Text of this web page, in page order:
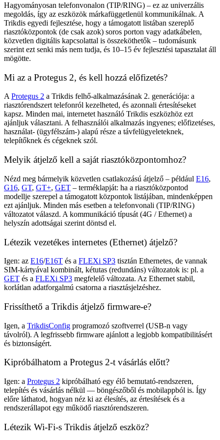
Hagyományosan telefonvonalon (TIP/RING) – ez az univerzális
megoldás, így az eszközök márkafüggetlenül kommunikálnak. A
Trikdis egyedi fejlesztése, hogy a támogatott listában szereplő
riasztóközpontok (de csak azok) soros porton vagy adatkábelen,
közvetlen digitális kapcsolattal is összeköthetők – tudomásunk
szerint ezt senki más nem tudja, és 10–15 év fejlesztési tapasztalat áll
mögötte.
Mi az a Protegus 2, és kell hozzá előfizetés?
A Protegus 2 a Trikdis felhő-alkalmazásának 2. generációja: a
riasztórendszert telefonról kezelheted, és azonnali értesítéseket
kapsz. Minden mai, internetet használó Trikdis eszközhöz ezt
ajánljuk választani. A felhasználói alkalmazás ingyenes; előfizetéses,
használat- (ügyfélszám-) alapú része a távfelügyeleteknek,
telepítőknek és cégeknek szól.
Melyik átjelző kell a saját riasztóközpontomhoz?
Nézd meg bármelyik közvetlen csatlakozású átjelző – például E16,
G16, GT, GT+, GET – terméklapját: ha a riasztóközpontod
modellje szerepel a támogatott központok listájában, mindenképpen
ezt ajánljuk. Minden más esetben a telefonvonali (TIP/RING)
változatot válaszd. A kommunikáció típusát (4G / Ethernet) a
helyszín adottságai szerint döntsd el.
Létezik vezetékes internetes (Ethernet) átjelző?
Igen: az E16/E16T és a FLEXi SP3 tisztán Ethernetes, de vannak
SIM-kártyával kombinált, kétutas (redundáns) változatok is: pl. a
GET és a FLEXi SP3 megfelelő változata. Az Ethernet stabil,
korlátlan adatforgalmú csatorna a riasztásjelzéshez.
Frissíthető a Trikdis átjelző firmware-e?
Igen, a TrikdisConfig programozó szoftverrel (USB-n vagy
távolról). A legfrissebb firmware ajánlott a legjobb kompatibilitásért
és biztonságért.
Kipróbálhatom a Protegus 2-t vásárlás előtt?
Igen: a Protegus 2 kipróbálható egy élő bemutató-rendszeren,
telepítés és vásárlás nélkül — böngészőből és mobilappból is. Így
előre láthatod, hogyan néz ki az élesítés, az értesítések és a
rendszerállapot egy működő riasztórendszeren.
Létezik Wi-Fi-s Trikdis átjelző eszköz?